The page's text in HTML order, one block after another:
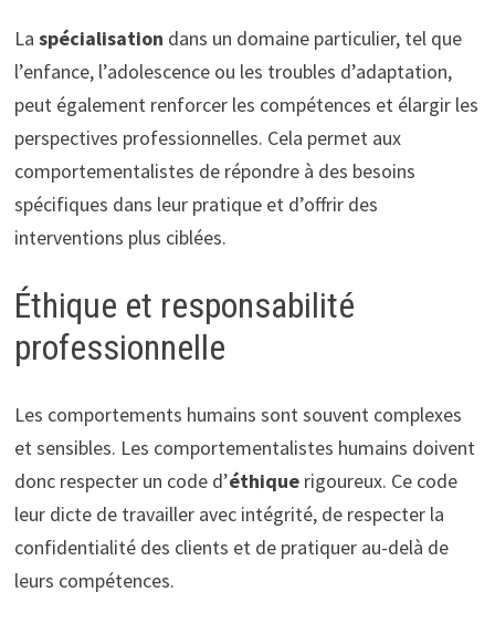
La spécialisation dans un domaine particulier, tel que
l’enfance, l’adolescence ou les troubles d’adaptation,
peut également renforcer les compétences et élargir les
perspectives professionnelles. Cela permet aux
comportementalistes de répondre à des besoins
spécifiques dans leur pratique et d’offrir des
interventions plus ciblées.
Éthique et responsabilité
professionnelle
Les comportements humains sont souvent complexes
et sensibles. Les comportementalistes humains doivent
donc respecter un code d’éthiquerigoureux. Ce code
leur dicte de travailler avec intégrité, de respecter la
confidentialité des clients et de pratiquer au-delà de
leurs compétences.